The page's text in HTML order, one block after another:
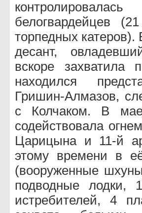
белогвардейцев
торпедных
десант,
вскоре захватила
находился
Гришин-Алмазов,
с Колчаком. В
содействовала
Царицына и 11-й
этому времени в
(вооруженные
подводные лодки,
истребителей, 4